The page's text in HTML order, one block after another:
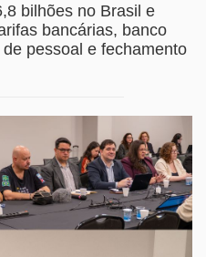
bilhões no Brasil e
bancárias, banco
pessoal e fechamento